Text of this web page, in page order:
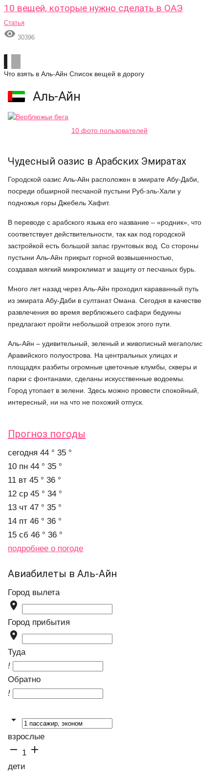
10 вещей, которые нужно сделать в ОАЭ
Статья
 30396
Что взять в Аль-Айн Список вещей в дорогу
Аль-Айн
10 фото пользователей
Чудесный оазис в Арабских Эмиратах
Городской оазис Аль-Айн расположен в эмирате Абу-Даби,
посреди обширной песчаной пустыни Руб-эль-Хали у
подножья горы Джебель Хафит.
В переводе с арабского языка его название – «родник», что
соответствует действительности, так как под городской
застройкой есть большой запас грунтовых вод. Со стороны
пустыни Аль-Айн прикрыт горной возвышенностью,
создавая мягкий микроклимат и защиту от песчаных бурь.
Много лет назад через Аль-Айн проходил караванный путь
из эмирата Абу-Даби в султанат Омана. Сегодня в качестве
развлечения во время верблюжьего сафари бедуины
предлагают пройти небольшой отрезок этого пути.
Аль-Айн – удивительный, зеленый и живописный мегаполис
Аравийского полуострова. На центральных улицах и
площадях разбиты огромные цветочные клумбы, скверы и
парки с фонтанами, сделаны искусственные водоемы.
Город утопает в зелени. Здесь можно провести спокойный,
интересный, ни на что не похожий отпуск.
Прогноз погоды
cегодня 44 ° 35 °
10 пн 44 ° 35 °
11 вт 45 ° 36 °
12 ср 45 ° 34 °
13 чт 47 ° 35 °
14 пт 46 ° 36 °
15 сб 46 ° 36 °
подробнее о погоде
Авиабилеты в Аль-Айн
Город вылета

Город прибытия

Туда
!
Обратно
!

взрослые
 1 
дети